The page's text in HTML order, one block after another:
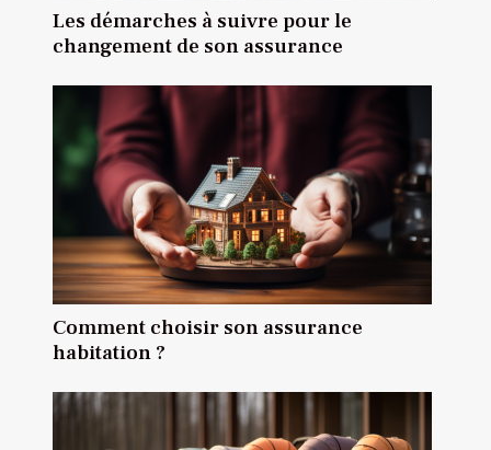
Les démarches à suivre pour le
changement de son assurance
Comment choisir son assurance
habitation ?